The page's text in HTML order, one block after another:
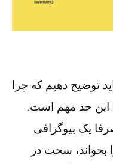
توضیح دهیم که چرا
این حد مهم است.
یک بیوگرافی
سخت در